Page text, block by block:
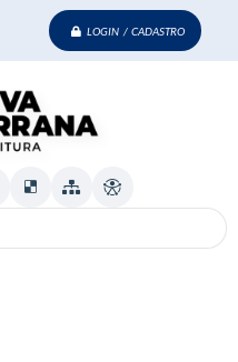
LOGIN / CADASTRO